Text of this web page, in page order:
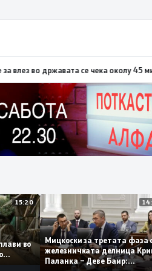
20:23Портокалова фаза утре,
15:20
поплави во
Мицкоски за третата
железничката
Паланка – Деве Баир: